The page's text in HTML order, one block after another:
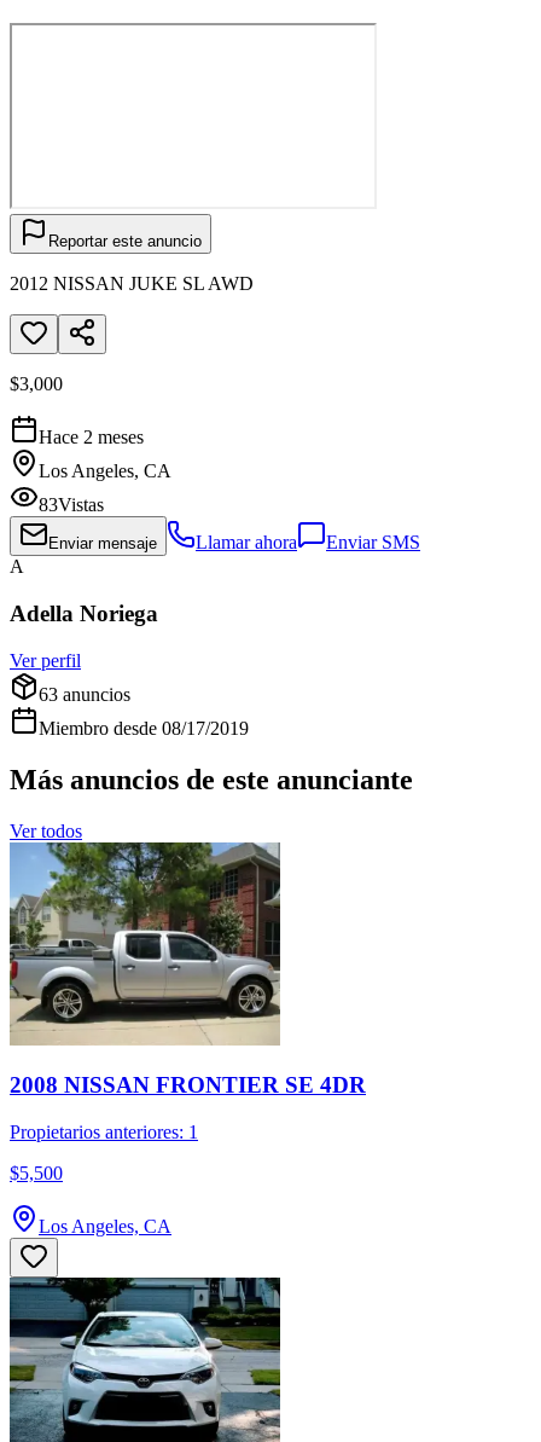
Reportar este anuncio
2012 NISSAN JUKE SL AWD
$3,000
Hace 2 meses
Los Angeles, CA
83Vistas
Enviar mensaje Llamar ahora
Enviar SMS
A
Adella Noriega
Ver perfil
63 anuncios
Miembro desde 08/17/2019
Más anuncios de este anunciante
Ver todos
2008 NISSAN FRONTIER SE 4DR
Propietarios anteriores: 1
$5,500
Los Angeles, CA